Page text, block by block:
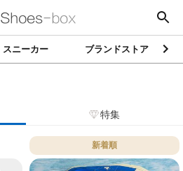
スニーカー ブランドストア
特集
新着順